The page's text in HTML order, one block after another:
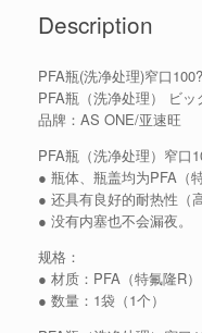
Description
PFA瓶(洗净处理)窄口
PFA瓶（洗净处理） ビ
品牌：AS ONE/亚速旺
PFA瓶（洗净处理）窄口
● 瓶体、瓶盖均为PFA（
● 还具有良好的耐热性（
● 没有内塞也不会漏夜。
规格：
● 材质：PFA（特氟隆R）
● 数量：1袋（1个）